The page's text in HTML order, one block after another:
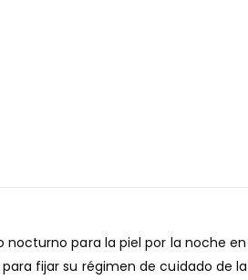
para la piel por la noche
fijar su régimen de cuidado de